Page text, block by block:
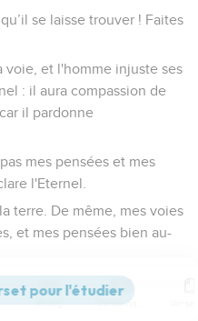
se laisse trouver ! Faites
voie, et l'homme injuste ses
: il aura compassion de
il pardonne
mes pensées et mes
l'Eternel.
terre. De même, mes voies
et mes pensées bien au-
du ciel et n'y retournent
l’avoir fécondée et avoir
Strong